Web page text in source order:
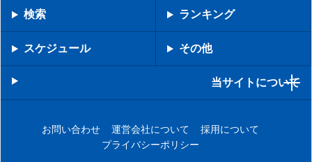
検索 ランキング
スケジュール その他
当サイトについて
お問い合わせ 運営会社について
採用について
プライバシーポリシー